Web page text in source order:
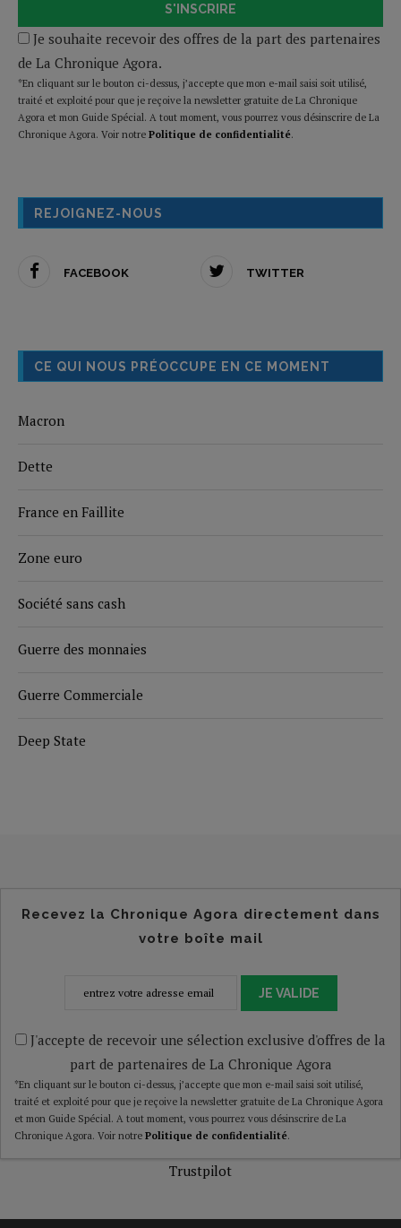
S'INSCRIRE
Je souhaite recevoir des offres de la part des partenaires
de La Chronique Agora.
*En cliquant sur le bouton ci-dessus, j’accepte que mon e-mail saisi soit utilisé,
traité et exploité pour que je reçoive la newsletter gratuite de La Chronique
Agora et mon Guide Spécial. A tout moment, vous pourrez vous désinscrire de La
Chronique Agora. Voir notre Politique de confidentialité.
REJOIGNEZ-NOUS
FACEBOOK TWITTER
CE QUI NOUS PRÉOCCUPE EN CE MOMENT
Macron
Dette
France en Faillite
Zone euro
Société sans cash
Guerre des monnaies
Guerre Commerciale
Deep State
Recevez la Chronique Agora directement dans
votre boîte mail
JE VALIDE
J'accepte de recevoir une sélection exclusive d'offres de la
part de partenaires de La Chronique Agora
*En cliquant sur le bouton ci-dessus, j’accepte que mon e-mail saisi soit utilisé,
traité et exploité pour que je reçoive la newsletter gratuite de La Chronique Agora
et mon Guide Spécial. A tout moment, vous pourrez vous désinscrire de La
Chronique Agora. Voir notre Politique de confidentialité.
Trustpilot